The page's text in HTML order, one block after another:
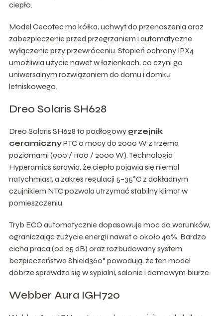
ciepło.
Model Cecotec ma kółka, uchwyt do przenoszenia oraz
zabezpieczenie przed przegrzaniem i automatyczne
wyłączenie przy przewróceniu. Stopień ochrony IPX4
umożliwia użycie nawet w łazienkach, co czyni go
uniwersalnym rozwiązaniem do domu i domku
letniskowego.
Dreo Solaris SH628
Dreo Solaris SH628 to podłogowy grzejnik
ceramicznyPTC o mocy do 2000 W z trzema
poziomami (900 / 1100 / 2000 W). Technologia
Hyperamics sprawia, że ciepło pojawia się niemal
natychmiast, a zakres regulacji 5–35°C z dokładnym
czujnikiem NTC pozwala utrzymać stabilny klimat w
pomieszczeniu.
Tryb ECO automatycznie dopasowuje moc do warunków,
ograniczając zużycie energii nawet o około 40%. Bardzo
cicha praca (od 25 dB) oraz rozbudowany system
bezpieczeństwa Shield360° powodują, że ten model
dobrze sprawdza się w sypialni, salonie i domowym biurze.
Webber Aura IGH720